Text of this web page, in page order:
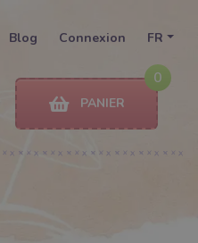
Blog Connexion FR
0
PANIER